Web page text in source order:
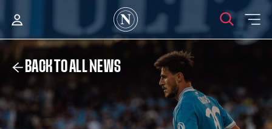
BACK TO ALL NEWS